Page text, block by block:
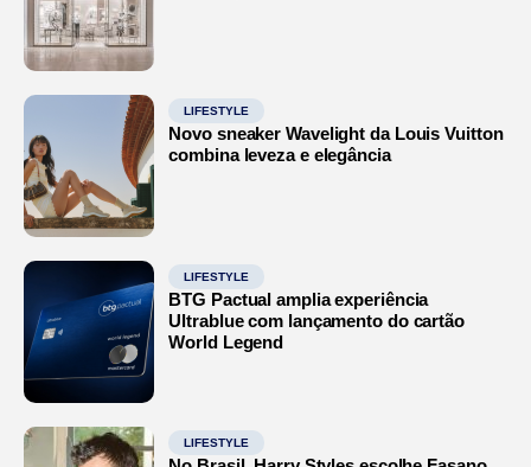
LIFESTYLE
Novo sneaker Wavelight da Louis Vuitton
combina leveza e elegância
LIFESTYLE
BTG Pactual amplia experiência
Ultrablue com lançamento do cartão
World Legend
LIFESTYLE